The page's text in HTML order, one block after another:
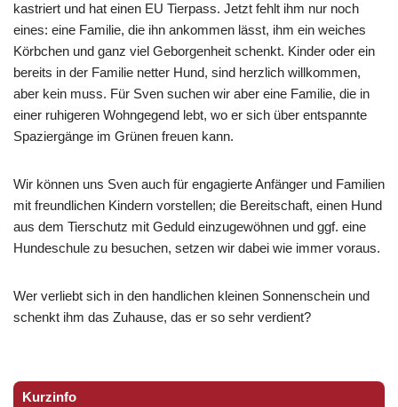
kastriert und hat einen EU Tierpass. Jetzt fehlt ihm nur noch
eines: eine Familie, die ihn ankommen lässt, ihm ein weiches
Körbchen und ganz viel Geborgenheit schenkt. Kinder oder ein
bereits in der Familie netter Hund, sind herzlich willkommen,
aber kein muss. Für Sven suchen wir aber eine Familie, die in
einer ruhigeren Wohngegend lebt, wo er sich über entspannte
Spaziergänge im Grünen freuen kann.
Wir können uns Sven auch für engagierte Anfänger und Familien
mit freundlichen Kindern vorstellen; die Bereitschaft, einen Hund
aus dem Tierschutz mit Geduld einzugewöhnen und ggf. eine
Hundeschule zu besuchen, setzen wir dabei wie immer voraus.
Wer verliebt sich in den handlichen kleinen Sonnenschein und
schenkt ihm das Zuhause, das er so sehr verdient?
Kurzinfo